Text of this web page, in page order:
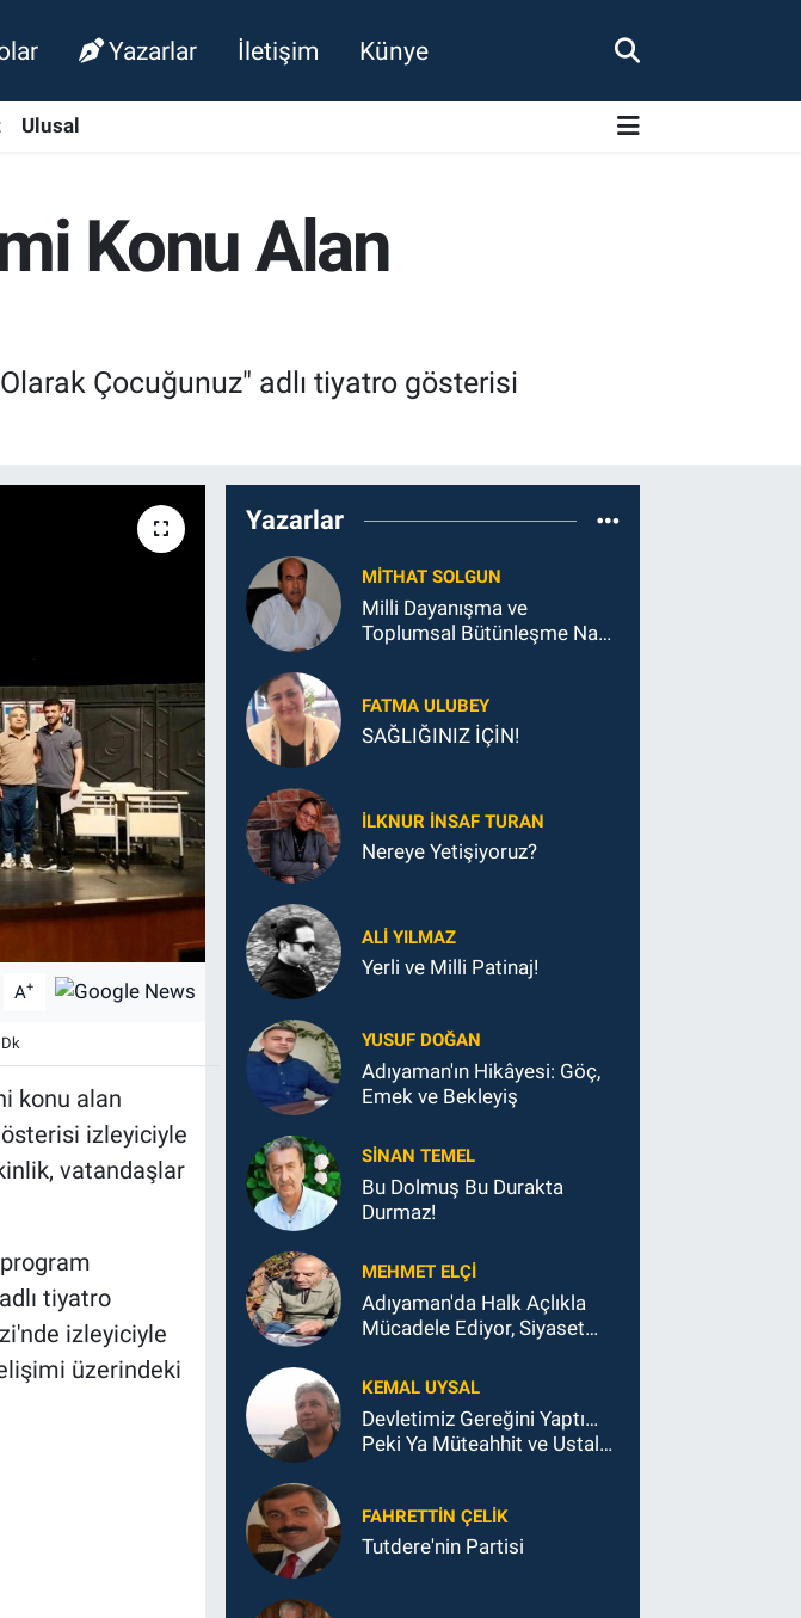
Yazarlar İletişim Künye
Ulusal
Konu Alan
Çocuğunuz" adlı tiyatro gösterisi
A+
konu alan
izleyiciyle
vatandaşlar
tiyatro
izleyiciyle
üzerindeki
Yazarlar
MITHAT SOLGUN
Milli Dayanışma ve
Toplumsal Bütünleşme Nasıl
FATMA ULUBEY
SAĞLIĞINIZ İÇİN!
İLKNUR İNSAF TURAN
Nereye Yetişiyoruz?
ALI YILMAZ
Yerli ve Milli Patinaj!
YUSUF DOĞAN
Adıyaman'ın Hikâyesi: Göç,
Emek ve Bekleyiş
SINAN TEMEL
Bu Dolmuş Bu Durakta
Durmaz!
MEHMET ELÇI
Adıyaman'da Halk Açlıkla
Mücadele Ediyor, Siyaset
KEMAL UYSAL
Devletimiz Gereğini Yaptı…
Peki Ya Müteahhit ve Ustalar
FAHRETTIN ÇELİK
Tutdere'nin Partisi